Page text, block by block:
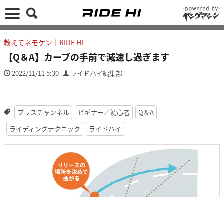
教えてネモケン｜RIDE HI
【Q＆A】カーブの手前で減速し過ぎます
2022/11/11 5:30 ライドハイ編集部
プラスチャンネル ビギナー／初心者
Q＆A
ライディングテクニック
ライドハイ